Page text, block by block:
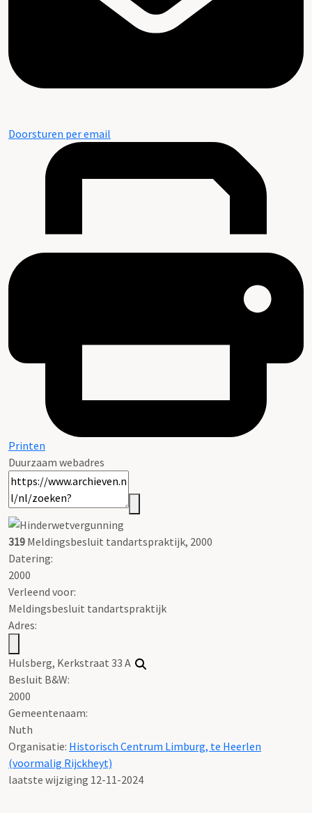
Doorsturen per email
Printen
Duurzaam webadres
319 Meldingsbesluit tandartspraktijk, 2000
Datering:
2000
Verleend voor:
Meldingsbesluit tandartspraktijk
Adres:
Hulsberg, Kerkstraat 33 A
Besluit B&W:
2000
Gemeentenaam:
Nuth
Organisatie: Historisch Centrum Limburg, te Heerlen
(voormalig Rijckheyt)
laatste wijziging 12-11-2024